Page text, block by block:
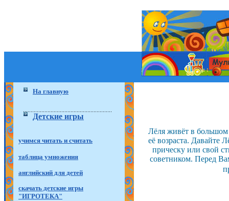
На главную
Детские игры
учимся читать и считать
таблица умножения
английский для детей
скачать детские игры
"ИГРОТЕКА"
Лёля живёт в большом
её возраста. Давайте
прическу или свой
советником. Перед